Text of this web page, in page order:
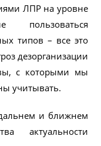
ЛПР на уровне
пользоваться
типов – все это
дезорганизации
с которыми мы
учитывать.
и ближнем
актуальности